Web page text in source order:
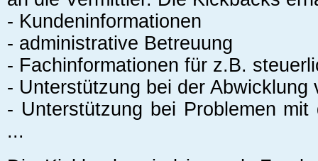
- Kundeninformationen
- administrative Betreuung
- Fachinformationen für z.B.
- Unterstützung bei der Abwicklung
- Unterstützung bei Problemen
...